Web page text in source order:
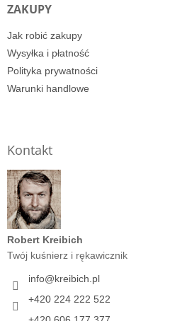
ZAKUPY
Jak robić zakupy
Wysyłka i płatność
Polityka prywatności
Warunki handlowe
Kontakt
Robert Kreibich
Twój kuśnierz i rękawicznik
info@kreibich.pl
+420 224 222 522